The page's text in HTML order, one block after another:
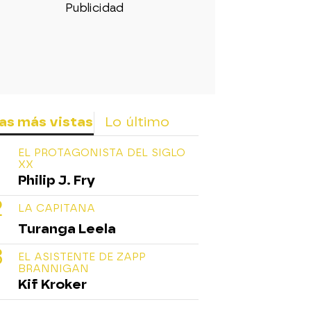
más vistas Lo último
EL PROTAGONISTA DEL SIGLO
XX
Philip J. Fry
LA CAPITANA
Turanga Leela
EL ASISTENTE DE ZAPP
BRANNIGAN
Kif Kroker